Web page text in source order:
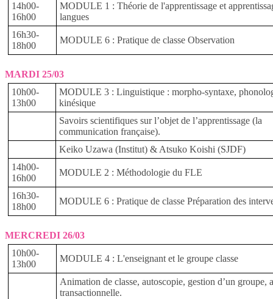
14h00-
16h00
MODULE 1 : Théorie de l'apprentissage et
langues
16h30-
18h00
MODULE 6 : Pratique de classe Observation
MARDI 25/03
10h00-
13h00
MODULE 3 : Linguistique : morpho-syntaxe,
kinésique
Savoirs scientifiques sur l’objet de l’apprentissage (la
communication française).
Keiko Uzawa (Institut) & Atsuko Koishi (SJDF)
14h00-
16h00
MODULE 2 : Méthodologie du FLE
16h30-
18h00
MODULE 6 : Pratique de classe Préparation des
MERCREDI 26/03
10h00-
13h00
MODULE 4 : L'enseignant et le groupe classe
Animation de classe, autoscopie, gestion d’un groupe,
transactionnelle.